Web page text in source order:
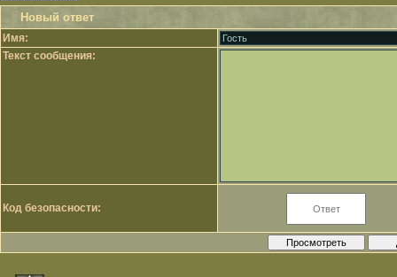
Новый ответ
Имя:
Текст сообщения:
Код безопасности: